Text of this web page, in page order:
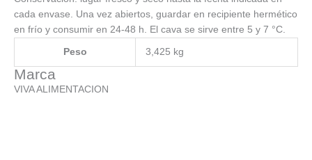
cada envase. Una vez abiertos, guardar en recipiente hermético
en frío y consumir en 24-48 h. El cava se sirve entre 5 y 7 °C.
Peso 3,425 kg
Marca
VIVA ALIMENTACION